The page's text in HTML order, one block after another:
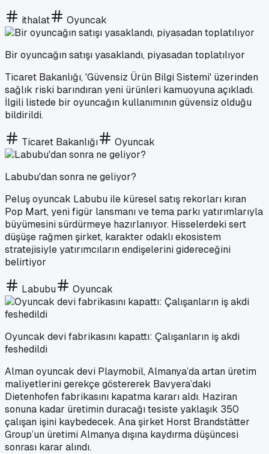
ithalat Oyuncak
Bir oyuncağın satışı yasaklandı, piyasadan toplatılıyor
Ticaret Bakanlığı, 'Güvensiz Ürün Bilgi Sistemi' üzerinden
sağlık riski barındıran yeni ürünleri kamuoyuna açıkladı.
İlgili listede bir oyuncağın kullanımının güvensiz olduğu
bildirildi.
Ticaret Bakanlığı Oyuncak
Labubu'dan sonra ne geliyor?
Peluş oyuncak Labubu ile küresel satış rekorları kıran
Pop Mart, yeni figür lansmanı ve tema parkı yatırımlarıyla
büyümesini sürdürmeye hazırlanıyor. Hisselerdeki sert
düşüşe rağmen şirket, karakter odaklı ekosistem
stratejisiyle yatırımcıların endişelerini gidereceğini
belirtiyor
Labubu Oyuncak
Oyuncak devi fabrikasını kapattı: Çalışanların iş akdi
feshedildi
Alman oyuncak devi Playmobil, Almanya’da artan üretim
maliyetlerini gerekçe göstererek Bavyera’daki
Dietenhofen fabrikasını kapatma kararı aldı. Haziran
sonuna kadar üretimin duracağı tesiste yaklaşık 350
çalışan işini kaybedecek. Ana şirket Horst Brandstätter
Group’un üretimi Almanya dışına kaydırma düşüncesi
sonrası karar alındı.